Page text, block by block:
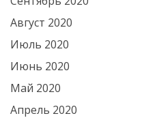
Август 2020
Июль 2020
Июнь 2020
Май 2020
Апрель 2020